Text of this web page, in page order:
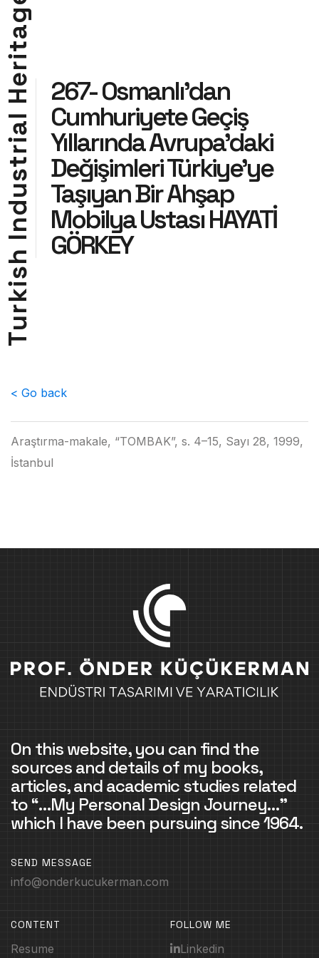
T
u
r
k
i
s
h
I
n
d
u
s
t
r
i
a
l
H
e
r
i
t
a
g
267- Osmanlı’dan
Cumhuriyete Geçiş
Yıllarında Avrupa’daki
Değişimleri Türkiye’ye
Taşıyan Bir Ahşap
Mobilya Ustası HAYATİ
GÖRKEY
< Go back
Araştırma-makale, “TOMBAK”, s. 4–15, Sayı 28, 1999,
İstanbul
On this website, you can find the
sources and details of my books,
articles, and academic studies related
to “…My Personal Design Journey…”
which I have been pursuing since 1964.
SEND MESSAGE
info@onderkucukerman.com
CONTENT
Resume
FOLLOW ME
Linkedin